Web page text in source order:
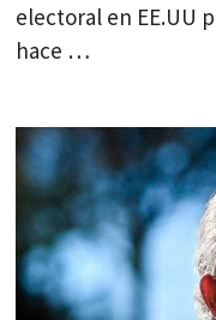
electoral en EE.UU
hace …